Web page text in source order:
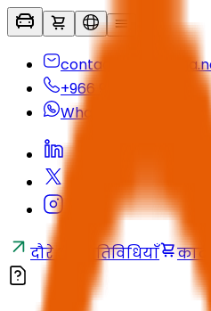
+966 920 032 547
Whatsapp
दौरे और गतिविधियाँ कार्ट